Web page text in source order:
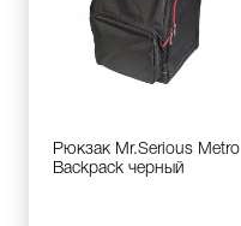
Рюкзак Mr.Serious Metro
Backpack черный